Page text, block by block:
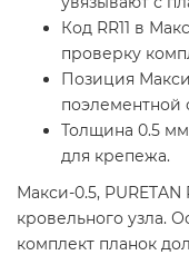
Код RR11 в
проверку
Позиция
поэлементной
Толщина 0.5 мм
для крепежа.
Макси-0.5, PURETAN
кровельного узла.
комплект планок